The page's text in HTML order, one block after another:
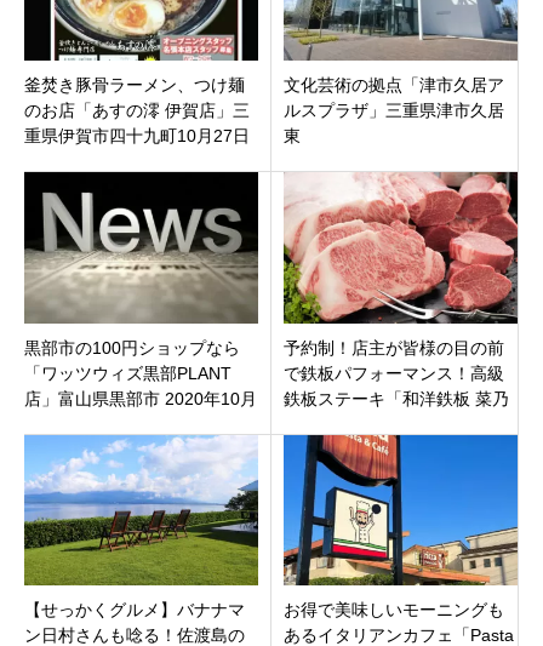
釜焚き豚骨ラーメン、つけ麺
のお店「あすの澪 伊賀店」三
重県伊賀市四十九町10月27日
文化芸術の拠点「津市久居ア
ルスプラザ」三重県津市久居
東
黒部市の100円ショップなら
「ワッツウィズ黒部PLANT
店」富山県黒部市 2020年10月
予約制！店主が皆様の目の前
で鉄板パフォーマンス！高級
鉄板ステーキ「和洋鉄板 菜乃
【せっかくグルメ】バナナマ
ン日村さんも唸る！佐渡島の
お得で美味しいモーニングも
あるイタリアンカフェ「⁡⁡Pasta